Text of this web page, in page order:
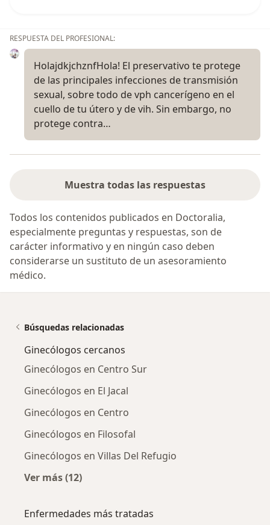
RESPUESTA DEL PROFESIONAL:
HolajdkjchznfHola! El preservativo te protege
de las principales infecciones de transmisión
sexual, sobre todo de vph cancerígeno en el
cuello de tu útero y de vih. Sin embargo, no
protege contra…
Muestra todas las respuestas
Todos los contenidos publicados en Doctoralia,
especialmente preguntas y respuestas, son de
carácter informativo y en ningún caso deben
considerarse un sustituto de un asesoramiento
médico.
Búsquedas relacionadas
Ginecólogos cercanos
Ginecólogos en Centro Sur
Ginecólogos en El Jacal
Ginecólogos en Centro
Ginecólogos en Filosofal
Ginecólogos en Villas Del Refugio
Ver más (12)
Enfermedades más tratadas